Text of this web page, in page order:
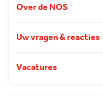
Over de NOS
Uw vragen & reacties
Vacatures